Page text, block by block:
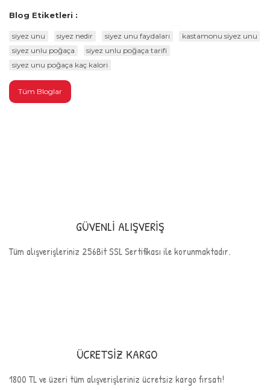
Blog Etiketleri :
siyez unu siyez nedir siyez unu faydaları
kastamonu siyez unu
siyez unlu poğaça
siyez unlu poğaça tarifi
siyez unu poğaça kaç kalori
Tüm Bloglar
GÜVENLİ ALIŞVERİŞ
Tüm alışverişleriniz 256Bit SSL Sertifikası ile korunmaktadır.
ÜCRETSİZ KARGO
1800 TL ve üzeri tüm alışverişleriniz ücretsiz kargo fırsatı!